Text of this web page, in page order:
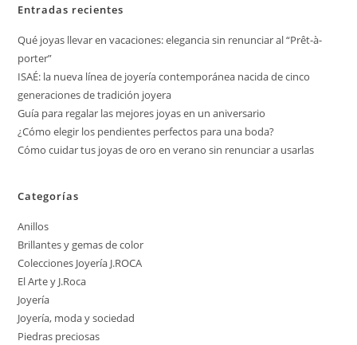
Entradas recientes
Qué joyas llevar en vacaciones: elegancia sin renunciar al “Prêt-à-
porter”
ISAÉ: la nueva línea de joyería contemporánea nacida de cinco
generaciones de tradición joyera
Guía para regalar las mejores joyas en un aniversario
¿Cómo elegir los pendientes perfectos para una boda?
Cómo cuidar tus joyas de oro en verano sin renunciar a usarlas
Categorías
Anillos
Brillantes y gemas de color
Colecciones Joyería J.ROCA
El Arte y J.Roca
Joyería
Joyería, moda y sociedad
Piedras preciosas